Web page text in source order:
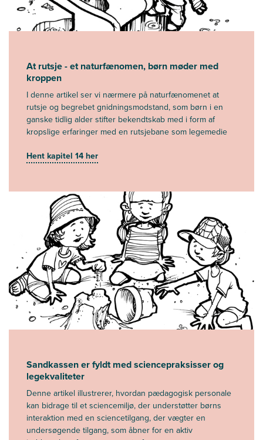
At rutsje - et naturfænomen, børn møder med
kroppen
I denne artikel ser vi nærmere på naturfænomenet at
rutsje og begrebet gnidningsmodstand, som børn i en
ganske tidlig alder stifter bekendtskab med i form af
kropslige erfaringer med en rutsjebane som legemedie
Hent kapitel 14 her
Sandkassen er fyldt med sciencepraksisser og
legekvaliteter
Denne artikel illustrerer, hvordan pædagogisk personale
kan bidrage til et sciencemiljø, der understøtter børns
interaktion med en sciencetilgang, der vægter en
undersøgende tilgang, som åbner for en aktiv